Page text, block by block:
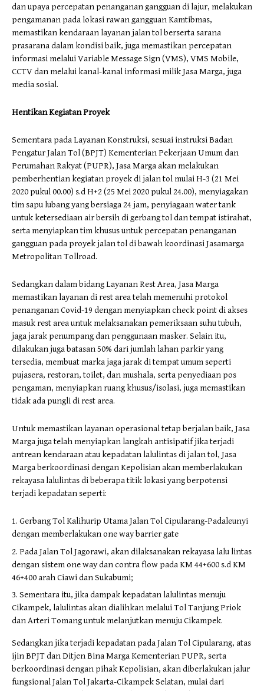
dan upaya percepatan penanganan gangguan di lajur, melakukan
pengamanan pada lokasi rawan gangguan Kamtibmas,
memastikan kendaraan layanan jalan tol berserta sarana
prasarana dalam kondisi baik, juga memastikan percepatan
informasi melalui Variable Message Sign (VMS), VMS Mobile,
CCTV dan melalui kanal-kanal informasi milik Jasa Marga, juga
media sosial.
Hentikan Kegiatan Proyek
Sementara pada Layanan Konstruksi, sesuai instruksi Badan
Pengatur Jalan Tol (BPJT) Kementerian Pekerjaan Umum dan
Perumahan Rakyat (PUPR), Jasa Marga akan melakukan
pemberhentian kegiatan proyek di jalan tol mulai H-3 (21 Mei
2020 pukul 00.00) s.d H+2 (25 Mei 2020 pukul 24.00), menyiagakan
tim sapu lubang yang bersiaga 24 jam, penyiagaan water tank
untuk ketersediaan air bersih di gerbang tol dan tempat istirahat,
serta menyiapkan tim khusus untuk percepatan penanganan
gangguan pada proyek jalan tol di bawah koordinasi Jasamarga
Metropolitan Tollroad.
Sedangkan dalam bidang Layanan Rest Area, Jasa Marga
memastikan layanan di rest area telah memenuhi protokol
penanganan Covid-19 dengan menyiapkan check point di akses
masuk rest area untuk melaksanakan pemeriksaan suhu tubuh,
jaga jarak penumpang dan penggunaan masker. Selain itu,
dilakukan juga batasan 50% dari jumlah lahan parkir yang
tersedia, membuat marka jaga jarak di tempat umum seperti
pujasera, restoran, toilet, dan mushala, serta penyediaan pos
pengaman, menyiapkan ruang khusus/isolasi, juga memastikan
tidak ada pungli di rest area.
Untuk memastikan layanan operasional tetap berjalan baik, Jasa
Marga juga telah menyiapkan langkah antisipatif jika terjadi
antrean kendaraan atau kepadatan lalulintas di jalan tol, Jasa
Marga berkoordinasi dengan Kepolisian akan memberlakukan
rekayasa lalulintas di beberapa titik lokasi yang berpotensi
terjadi kepadatan seperti:
Gerbang Tol Kalihurip Utama Jalan Tol Cipularang-Padaleunyi
dengan memberlakukan one way barrier gate
Pada Jalan Tol Jagorawi, akan dilaksanakan rekayasa lalu lintas
dengan sistem one way dan contra flow pada KM 44+600 s.d KM
46+400 arah Ciawi dan Sukabumi;
Sementara itu, jika dampak kepadatan lalulintas menuju
Cikampek, lalulintas akan dialihkan melalui Tol Tanjung Priok
dan Arteri Tomang untuk melanjutkan menuju Cikampek.
Sedangkan jika terjadi kepadatan pada Jalan Tol Cipularang, atas
ijin BPJT dan Ditjen Bina Marga Kementerian PUPR, serta
berkoordinasi dengan pihak Kepolisian, akan diberlakukan jalur
fungsional Jalan Tol Jakarta-Cikampek Selatan, mulai dari